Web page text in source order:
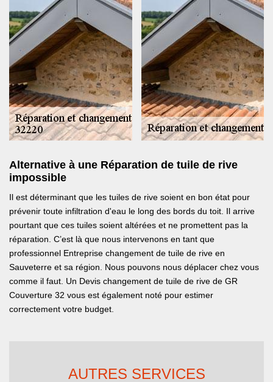
Alternative à une Réparation de tuile de rive
impossible
Il est déterminant que les tuiles de rive soient en bon état pour
prévenir toute infiltration d'eau le long des bords du toit. Il arrive
pourtant que ces tuiles soient altérées et ne promettent pas la
réparation. C’est là que nous intervenons en tant que
professionnel Entreprise changement de tuile de rive en
Sauveterre et sa région. Nous pouvons nous déplacer chez vous
comme il faut. Un Devis changement de tuile de rive de GR
Couverture 32 vous est également noté pour estimer
correctement votre budget.
AUTRES SERVICES